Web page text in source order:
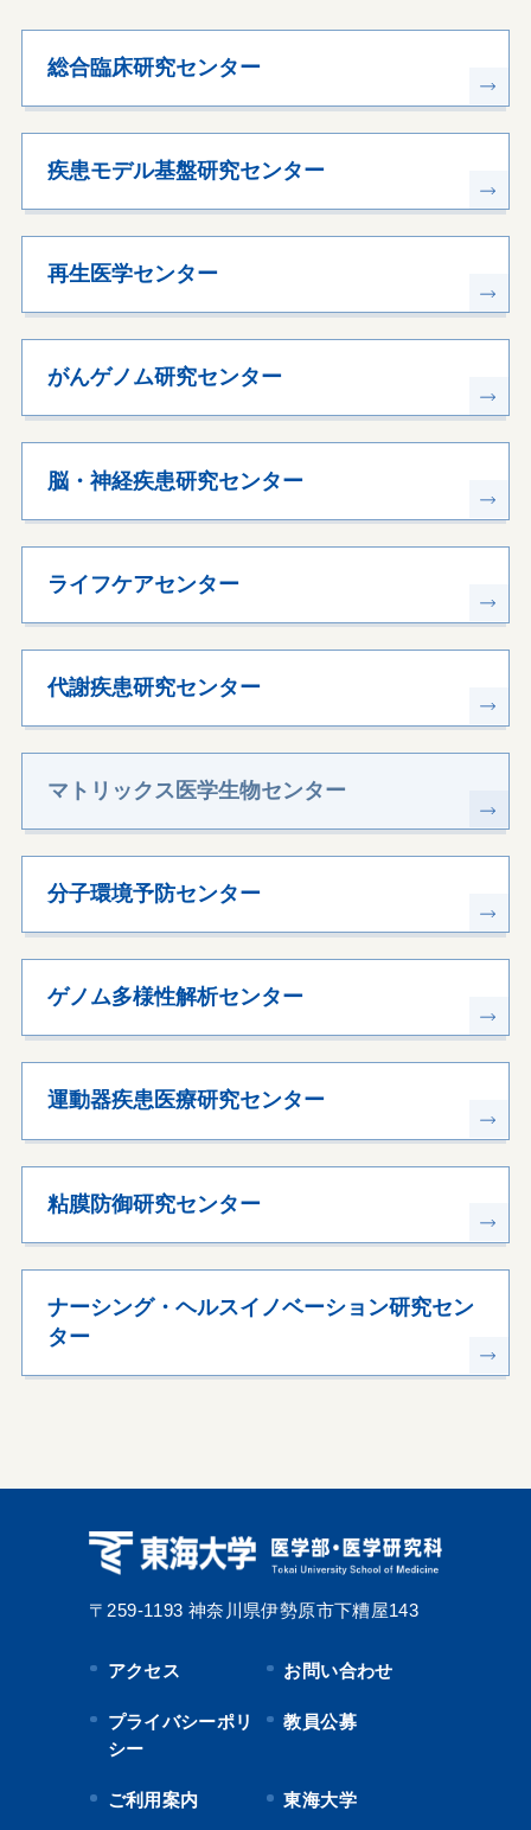
総合臨床研究センター
疾患モデル基盤研究センター
再生医学センター
がんゲノム研究センター
脳・神経疾患研究センター
ライフケアセンター
代謝疾患研究センター
マトリックス医学生物センター
分子環境予防センター
ゲノム多様性解析センター
運動器疾患医療研究センター
粘膜防御研究センター
ナーシング・ヘルスイノベーション研究セン
ター
〒259-1193 神奈川県伊勢原市下糟屋143
アクセス お問い合わせ
プライバシーポリ
シー
教員公募
ご利用案内 東海大学